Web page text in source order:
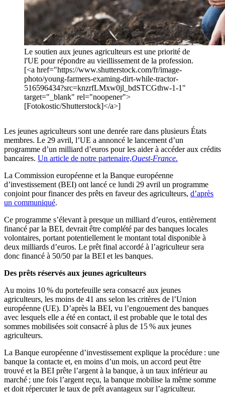
Le soutien aux jeunes agriculteurs est une priorité de
l'UE pour répondre au vieillissement de la profession.
[<a href="https://www.shutterstock.com/fr/image-
photo/young-farmers-examing-dirt-while-tractor-
516596434?src=knzrfLMxw0jl_bdSTCGthw-1-1"
target="_blank" rel="noopener">
[Fotokostic/Shutterstock]</a>]
Les jeunes agriculteurs sont une denrée rare dans plusieurs États
membres. Le 29 avril, l’UE a annoncé le lancement d’un
programme d’un milliard d’euros pour les aider à accéder aux crédits
bancaires. Un article de notre partenaire,Ouest-France.
La Commission européenne et la Banque européenne
d’investissement (BEI) ont lancé ce lundi 29 avril un programme
conjoint pour financer des prêts en faveur des agriculteurs, d’après
un communiqué.
Ce programme s’élevant à presque un milliard d’euros, entièrement
financé par la BEI, devrait être complété par des banques locales
volontaires, portant potentiellement le montant total disponible à
deux milliards d’euros. Le prêt final accordé à l’agriculteur sera
donc financé à 50/50 par la BEI et les banques.
Des prêts réservés aux jeunes agriculteurs
Au moins 10 % du portefeuille sera consacré aux jeunes
agriculteurs, les moins de 41 ans selon les critères de l’Union
européenne (UE). D’après la BEI, vu l’engouement des banques
avec lesquels elle a été en contact, il est probable que le total des
sommes mobilisées soit consacré à plus de 15 % aux jeunes
agriculteurs.
La Banque européenne d’investissement explique la procédure : une
banque la contacte et, en moins d’un mois, un accord peut être
trouvé et la BEI prête l’argent à la banque, à un taux inférieur au
marché ; une fois l’argent reçu, la banque mobilise la même somme
et doit répercuter le taux de prêt avantageux sur l’agriculteur.